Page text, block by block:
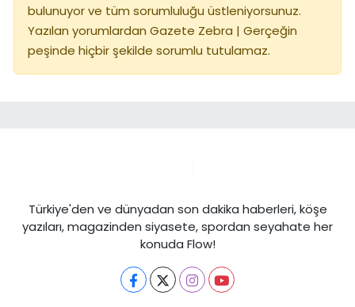
bulunuyor ve tüm sorumluluğu üstleniyorsunuz.
Yazılan yorumlardan Gazete Zebra | Gerçeğin
peşinde hiçbir şekilde sorumlu tutulamaz.
Türkiye'den ve dünyadan son dakika haberleri, köşe
yazıları, magazinden siyasete, spordan seyahate her
konuda Flow!